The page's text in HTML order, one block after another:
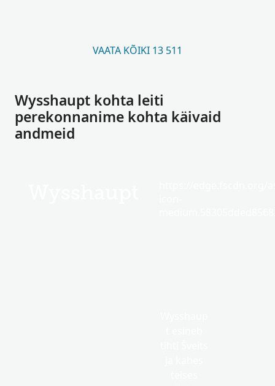
VAATA KÕIKI 13 511
Wysshaupt kohta leiti
perekonnanime kohta käivaid
andmeid